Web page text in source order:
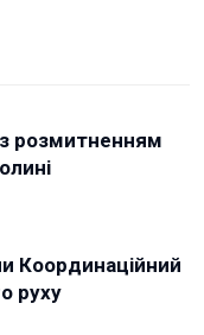
розмитненням
Координаційний
руху